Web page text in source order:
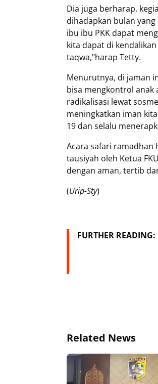
Dia juga berharap,
dihadapkan bulan
ibu ibu PKK dapat
kita dapat di
taqwa,"harap Tetty.
Menurutnya, di jaman
bisa mengkontrol anak
radikalisasi lewat
meningkatkan iman
19 dan selalu
Acara safari ramadhan
tausiyah oleh Ketua
dengan aman, tertib
(Urip-Sty)
FURTHER READING:
Related News